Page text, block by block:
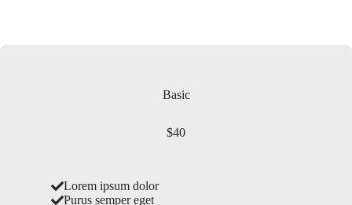
Basic
$40
Lorem ipsum dolor
Purus semper eget